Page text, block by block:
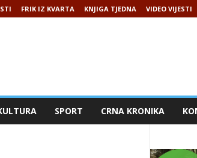
FRIK IZ KVARTA KNJIGA TJEDNA VIDEO VIJESTI
SPORT CRNA KRONIKA